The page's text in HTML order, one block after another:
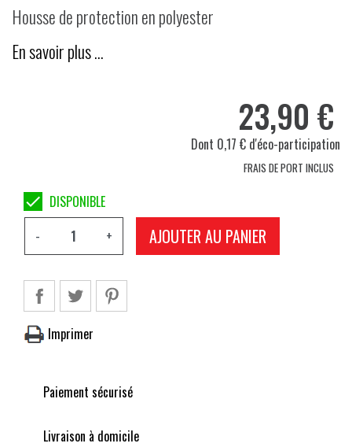
Housse de protection en polyester
En savoir plus …
23,90 €
Dont 0,17 € d'éco-participation
FRAIS DE PORT INCLUS
 DISPONIBLE
-
+ AJOUTER AU PANIER
Imprimer
Paiement sécurisé
Livraison à domicile